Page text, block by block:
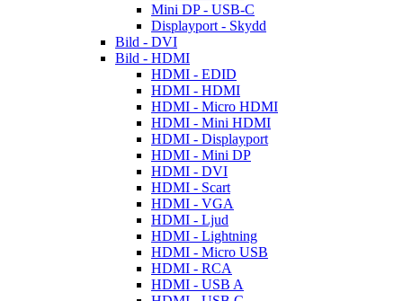
Mini DP - USB-C
Displayport - Skydd
Bild - DVI
Bild - HDMI
HDMI - EDID
HDMI - HDMI
HDMI - Micro HDMI
HDMI - Mini HDMI
HDMI - Displayport
HDMI - Mini DP
HDMI - DVI
HDMI - Scart
HDMI - VGA
HDMI - Ljud
HDMI - Lightning
HDMI - Micro USB
HDMI - RCA
HDMI - USB A